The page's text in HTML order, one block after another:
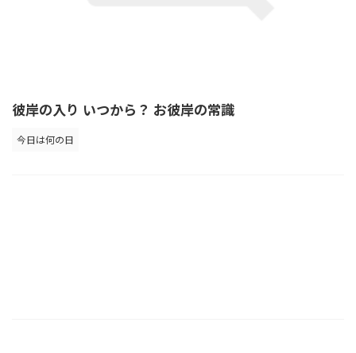
彼岸の入り いつから？ お彼岸の常識
今日は何の日